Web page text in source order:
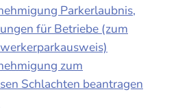
Parkerlaubnis,
für Betriebe (zum
zum
Schlachten beantragen